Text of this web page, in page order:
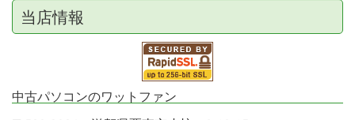
当店情報
中古パソコンのワットファン